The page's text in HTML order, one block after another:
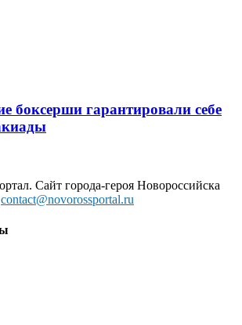
боксерши гарантировали себе
Сайт города-героя Новороссийска
contact@novorossportal.ru